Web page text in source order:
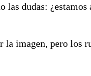
las dudas:
imagen, pero los